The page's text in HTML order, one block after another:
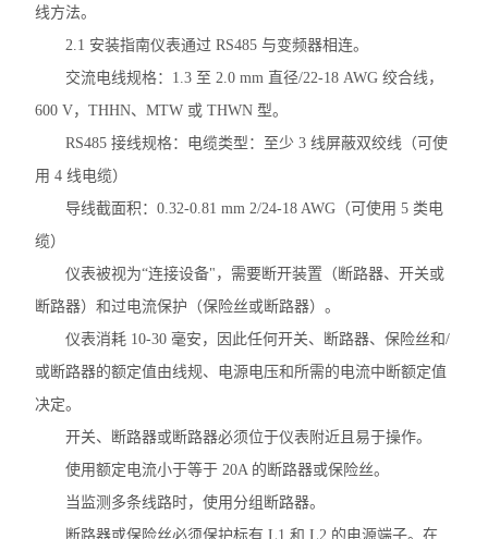
APM网络电力仪表
多用户计量表
单相多用户表
三相高海拔多功能表
智能电力仪表
AEW100无线计量模块
ANSVC低压无功功率补偿装置
ANSVG无功谐波混合补偿装置
线方法。
2.1 安装指南仪表通过 RS485 与变频器相连。
交流电线规格：1.3 至 2.0 mm 直径/22-18 AWG 绞合线，
600 V，THHN、MTW 或 THWN 型。
RS485 接线规格：电缆类型：至少 3 线屏蔽双绞线（可使
用 4 线电缆）
导线截面积：0.32-0.81 mm 2/24-18 AWG（可使用 5 类电
缆）
仪表被视为“连接设备"，需要断开装置（断路器、开关或
断路器）和过电流保护（保险丝或断路器）。
仪表消耗 10-30 毫安，因此任何开关、断路器、保险丝和/
或断路器的额定值由线规、电源电压和所需的电流中断额定值
决定。
开关、断路器或断路器必须位于仪表附近且易于操作。
使用额定电流小于等于 20A 的断路器或保险丝。
当监测多条线路时，使用分组断路器。
断路器或保险丝必须保护标有 L1 和 L2 的电源端子。在